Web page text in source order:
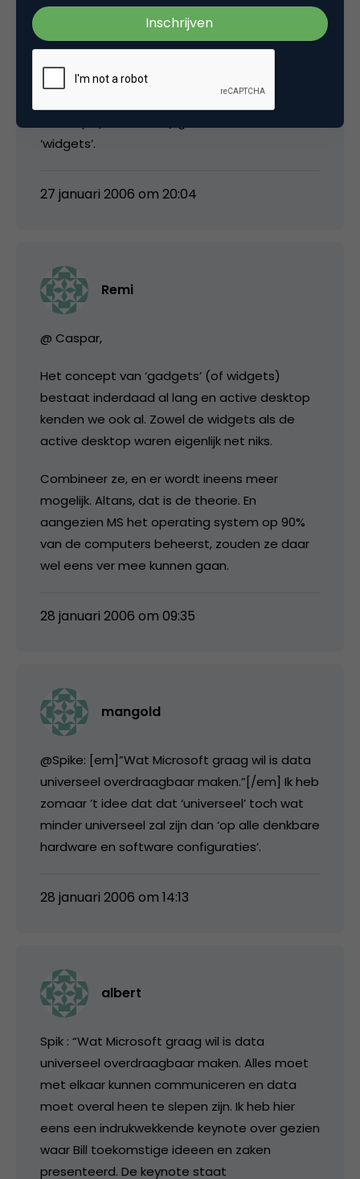
Caspar
Klinkt als de hergeboorte van de ‘Active
‘widgets’.
27 januari 2006 om 20:04
Remi
@ Caspar,
Het concept van ‘gadgets’ (of widgets)
bestaat inderdaad al lang en active desktop
kenden we ook al. Zowel de widgets als de
active desktop waren eigenlijk net niks.
Combineer ze, en er wordt ineens meer
mogelijk. Altans, dat is de theorie. En
aangezien MS het operating system op 90%
van de computers beheerst, zouden ze daar
wel eens ver mee kunnen gaan.
28 januari 2006 om 09:35
mangold
@Spike: [em]”Wat Microsoft graag wil is data
universeel overdraagbaar maken.”[/em] Ik heb
zomaar ’t idee dat dat ‘universeel’ toch wat
minder universeel zal zijn dan ‘op alle denkbare
hardware en software configuraties’.
28 januari 2006 om 14:13
albert
Spik : “Wat Microsoft graag wil is data
universeel overdraagbaar maken. Alles moet
met elkaar kunnen communiceren en data
moet overal heen te slepen zijn. Ik heb hier
eens een indrukwekkende keynote over gezien
waar Bill toekomstige ideeen en zaken
presenteerd. De keynote staat